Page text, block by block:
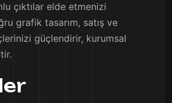
çıktılar elde etmenizi
grafik tasarım, satış ve
güçlendirir, kurumsal